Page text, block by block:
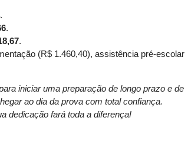
.
.
.
(R$ 1.460,40), assistência pré-escolar
iniciar uma preparação de longo prazo e de
ao dia da prova com total confiança.
dedicação fará toda a diferença!